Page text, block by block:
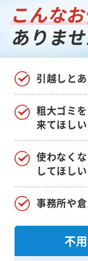
こんな
ありま
引越しと
使わなく
してほしい
粗大ゴミを
来てほしい
事務所や
不